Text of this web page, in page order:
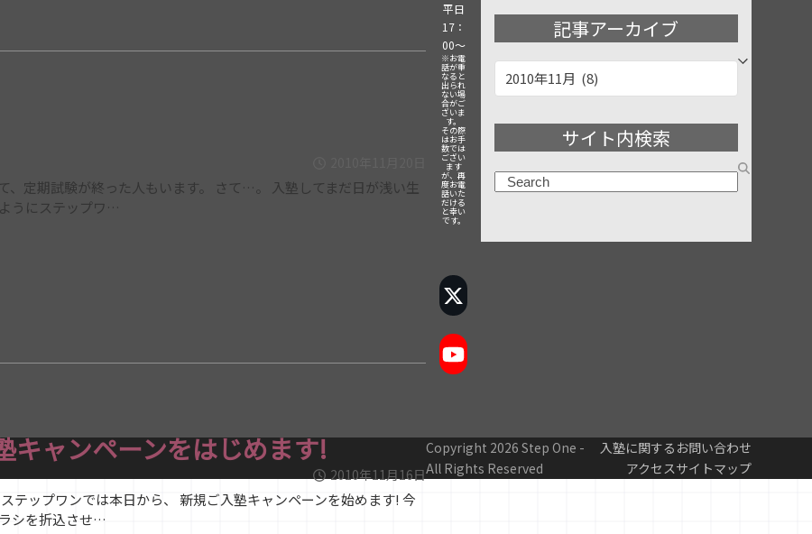
、定期試験が終った人もいます。 さて…。 入塾してまだ日が浅い生
うにステップワ…
キャンペーンをはじめます!
2010年11月16日
テップワンでは本日から、 新規ご入塾キャンペーンを始めます! 今
シを折込させ…
記事アーカイブ
記
事
サイト内検索
平日
17：
00～
※お電
話が重
なると
出られ
ない場
合がご
ざいま
す。
その際
はお手
数では
ござい
ます
が、再
度お電
話いた
だける
と幸い
です。
Twitter
YouTube
Copyright 2026 Step One -
All Rights Reserved
入塾に関するお問い合わせ
アクセスサイトマップ